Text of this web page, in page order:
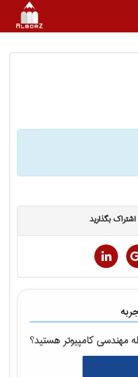
بگذارید
مهندسی كامپيوترهستید؟